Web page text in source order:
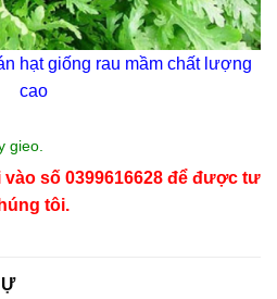
hạt giống rau mầmchất lượng
cao
gieo.
số 0399616628 để được tư
tôi.